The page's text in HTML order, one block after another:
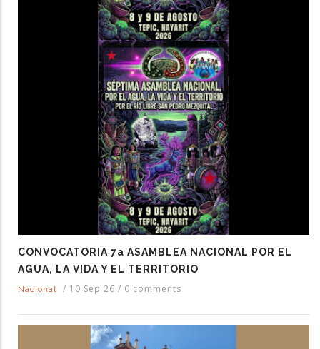
CONVOCATORIA 7a ASAMBLEA NACIONAL POR EL
AGUA, LA VIDA Y EL TERRITORIO
Nacional / 10 Sep 26 / 0 comments